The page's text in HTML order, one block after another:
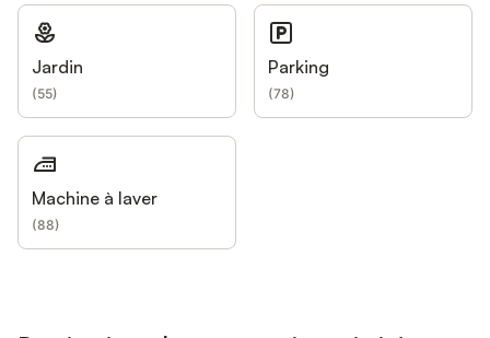
Jardin
(55)
Parking
(78)
Machine à laver
(88)